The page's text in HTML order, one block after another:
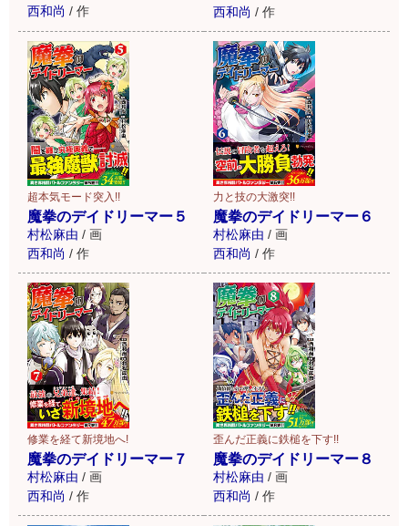
西和尚 / 作 西和尚 / 作
超本気モード突入!!
魔拳のデイドリーマー５
村松麻由 / 画
西和尚 / 作
力と技の大激突!!
魔拳のデイドリーマー６
村松麻由 / 画
西和尚 / 作
修業を経て新境地へ!
魔拳のデイドリーマー７
村松麻由 / 画
西和尚 / 作
歪んだ正義に鉄槌を下す!!
魔拳のデイドリーマー８
村松麻由 / 画
西和尚 / 作